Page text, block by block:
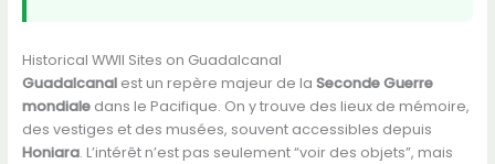
Historical WWII Sites on Guadalcanal
Guadalcanalest un repère majeur de la Seconde Guerre
mondialedans le Pacifique. On y trouve des lieux de mémoire,
des vestiges et des musées, souvent accessibles depuis
Honiara. L’intérêt n’est pas seulement “voir des objets”, mais